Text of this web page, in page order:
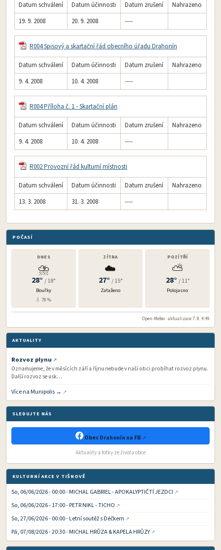
Datum schválení Datum účinnosti Datum zrušení
Nahrazeno
19. 9. 2008
20. 9. 2008 ----
R004 Spisový a skartační řád obecního úřadu Drahonín
Datum schválení Datum účinnosti Datum zrušení
Nahrazeno
9. 4. 2008
10. 4. 2008 ----
R004 Příloha č. 1 - Skartační plán
Datum schválení Datum účinnosti Datum zrušení
Nahrazeno
9. 4. 2008
10. 4. 2008 ----
R002 Provozní řád kulturní místnosti
Datum schválení Datum účinnosti Datum zrušení
Nahrazeno
13. 3. 2008
31. 3. 2008 ----
POČASÍ
DNES
⛈️
28°/ 18°
Bouřky
💧 78 %
ZÍTRA
☁️
27° / 15°
Zataženo
POZÍTŘÍ
⛅
28° / 11°
Polojasno
Open-Meteo · aktualizace 7. 8. 4:49
AKTUALITY
Rozvoz plynu
Oznamujeme, že v měsících září a říjnu nebude v naší obci probíhat rozvoz plynu.
Další rozvoz se usk…
Více na Munipolis →
SLEDUJTE NÁS
Obec Drahonín na FB
Aktuality a fotky ze života obce
KULTURNÍ AKCE V TIŠNOVĚ
So, 06/06/2026 - 00:00 - MICHAL GABRIEL - APOKALYPTIČTÍ JEZDCI
So, 06/06/2026 - 17:00 - PETR NIKL - TICHO
So, 27/06/2026 - 00:00 - Letní soutěž s Déčkem
Pá, 07/08/2026 - 20:30 - MICHAL HRŮZA & KAPELA HRŮZY